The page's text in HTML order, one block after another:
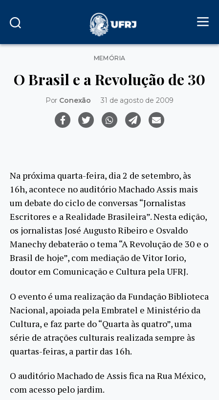
Categorias
MEMÓRIA
O Brasil e a Revolução de 30
Por Conexão 31 de agosto de 2009
Na próxima quarta-feira, dia 2 de setembro, às
16h, acontece no auditório Machado Assis mais
um debate do ciclo de conversas “Jornalistas
Escritores e a Realidade Brasileira”. Nesta edição,
os jornalistas José Augusto Ribeiro e Osvaldo
Manechy debaterão o tema “A Revolução de 30 e o
Brasil de hoje”, com mediação de Vitor Iorio,
doutor em Comunicação e Cultura pela UFRJ.
O evento é uma realização da Fundação Biblioteca
Nacional, apoiada pela Embratel e Ministério da
Cultura, e faz parte do “Quarta às quatro”, uma
série de atrações culturais realizada sempre às
quartas-feiras, a partir das 16h.
O auditório Machado de Assis fica na Rua México,
com acesso pelo jardim.